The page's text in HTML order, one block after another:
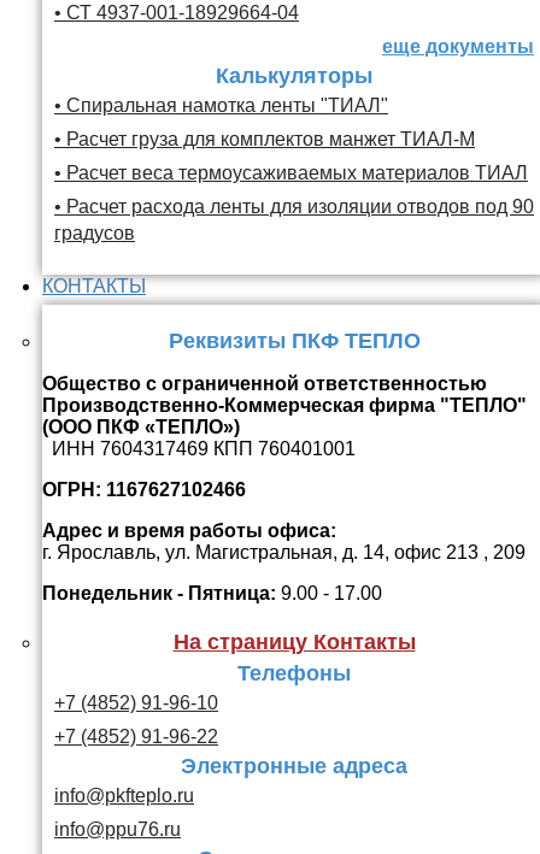
• СТ 4937-001-18929664-04
еще документы
Калькуляторы
• Спиральная намотка ленты "ТИАЛ"
• Расчет груза для комплектов манжет ТИАЛ-М
• Расчет веса термоусаживаемых материалов ТИАЛ
• Расчет расхода ленты для изоляции отводов под 90
градусов
КОНТАКТЫ
Реквизиты ПКФ ТЕПЛО
Общество с ограниченной ответственностью
Производственно-Коммерческая фирма "ТЕПЛО"
(ООО ПКФ «ТЕПЛО»)
ИНН 7604317469 КПП 760401001
ОГРН: 1167627102466
Адрес и время работы офиса:
г. Ярославль, ул. Магистральная, д. 14, офис 213 , 209
Понедельник - Пятница: 9.00 - 17.00
На страницу Контакты
Телефоны
+7 (4852) 91-96-10
+7 (4852) 91-96-22
Электронные адреса
info@pkfteplo.ru
info@ppu76.ru